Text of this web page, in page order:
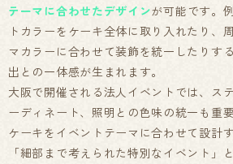
テーマに合わせたデザインが可能です。
トカラーをケーキ全体に取り入れたり、
マカラーに合わせて装飾を統一したりす
出との一体感が生まれます。
大阪で開催される法人イベントでは、ス
ーディネート、照明との色味の統一も重
ケーキをイベントテーマに合わせて設計
「細部まで考えられた特別なイベント」